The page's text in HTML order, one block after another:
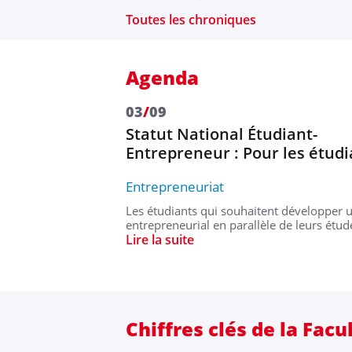
Toutes les chroniques
Agenda
03/09
Statut National Étudiant-
Entrepreneur : Pour les
Entrepreneuriat
Les étudiants qui souhaitent développer
entrepreneurial en parallèle de leurs
Lire la suite
Chiffres clés de la